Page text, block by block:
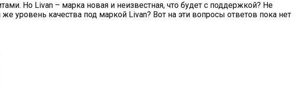
Но Livan – марка новая и неизвестная, что будет с поддержкой? Не
уровень качества под маркой Livan? Вот на эти вопросы ответов пока нет